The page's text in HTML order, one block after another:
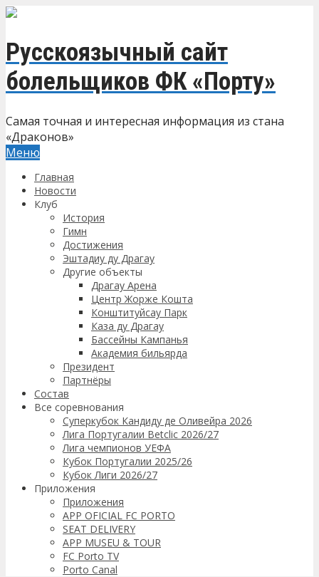
Русскоязычный сайт
болельщиков ФК «Порту»
Самая точная и интересная информация из стана
«Драконов»
Меню
Главная
Новости
Клуб
История
Гимн
Достижения
Эштадиу ду Драгау
Другие объекты
Драгау Арена
Центр Жорже Кошта
Конштитуйсау Парк
Каза ду Драгау
Бассейны Кампанья
Академия бильярда
Президент
Партнёры
Состав
Все соревнования
Суперкубок Кандиду де Оливейра 2026
Лига Португалии Betclic 2026/27
Лига чемпионов УЕФА
Кубок Португалии 2025/26
Кубок Лиги 2026/27
Приложения
Приложения
APP OFICIAL FC PORTO
SEAT DELIVERY
APP MUSEU & TOUR
FC Porto TV
Porto Canal